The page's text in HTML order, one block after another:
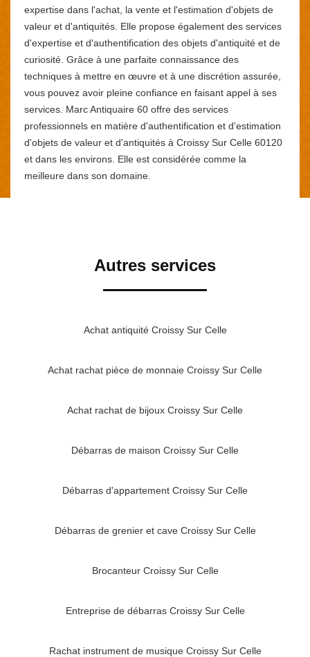
expertise dans l'achat, la vente et l'estimation d'objets de
valeur et d'antiquités. Elle propose également des services
d'expertise et d'authentification des objets d'antiquité et de
curiosité. Grâce à une parfaite connaissance des
techniques à mettre en œuvre et à une discrétion assurée,
vous pouvez avoir pleine confiance en faisant appel à ses
services. Marc Antiquaire 60 offre des services
professionnels en matière d'authentification et d'estimation
d'objets de valeur et d'antiquités à Croissy Sur Celle 60120
et dans les environs. Elle est considérée comme la
meilleure dans son domaine.
Autres services
Achat antiquité Croissy Sur Celle
Achat rachat pièce de monnaie Croissy Sur Celle
Achat rachat de bijoux Croissy Sur Celle
Débarras de maison Croissy Sur Celle
Débarras d'appartement Croissy Sur Celle
Débarras de grenier et cave Croissy Sur Celle
Brocanteur Croissy Sur Celle
Entreprise de débarras Croissy Sur Celle
Rachat instrument de musique Croissy Sur Celle